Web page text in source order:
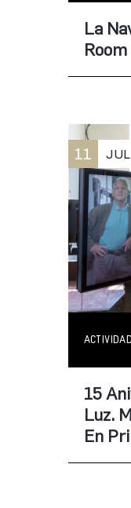
La
11 JUL
15
Luz.
En